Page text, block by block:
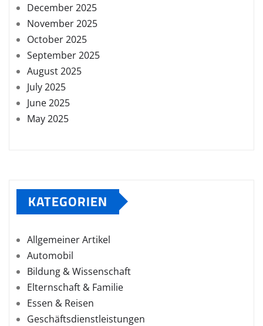
December 2025
November 2025
October 2025
September 2025
August 2025
July 2025
June 2025
May 2025
KATEGORIEN
Allgemeiner Artikel
Automobil
Bildung & Wissenschaft
Elternschaft & Familie
Essen & Reisen
Geschäftsdienstleistungen